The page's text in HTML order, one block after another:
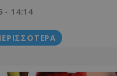
- 14:14